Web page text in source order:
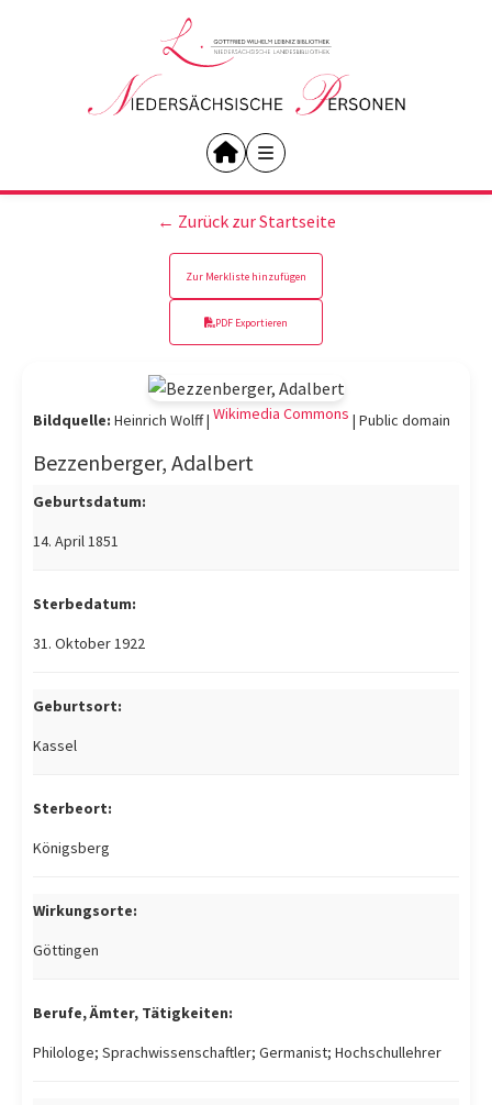
← Zurück zur Startseite
Zur Merkliste hinzufügen
PDF Exportieren
Bezzenberger, Adalbert
Geburtsdatum:
14. April 1851
Sterbedatum:
31. Oktober 1922
Geburtsort:
Kassel
Sterbeort:
Königsberg
Wirkungsorte:
Göttingen
Berufe, Ämter, Tätigkeiten:
Philologe; Sprachwissenschaftler; Germanist; Hochschullehrer
Bildquelle: Heinrich Wolff | Wikimedia Commons | Public domain